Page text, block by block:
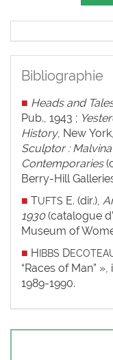
Bibliographie
■ Heads and
Pub., 1943 ;
History, New
Sculptor :
Contemporaries
Berry-Hill
■ TUFTS E. (dir.),
1930(catalogue
Museum of
■ H IBBS D
“Races of Man” »,
1989-1990.